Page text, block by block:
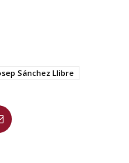
Sánchez Llibre